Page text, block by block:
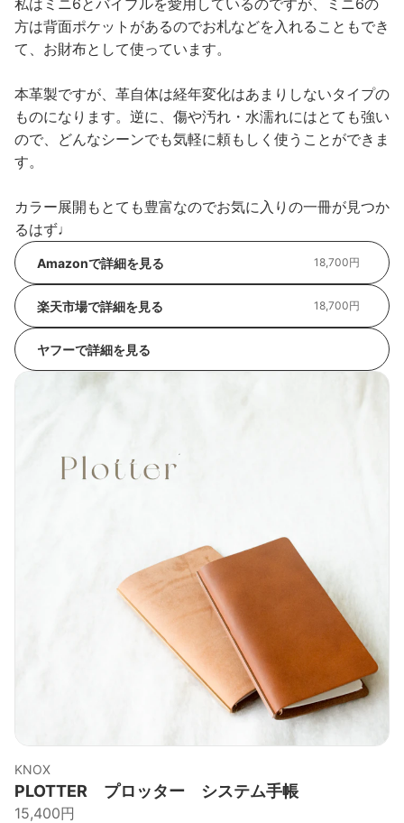
私はミニ6とバイブルを愛用しているのですが、ミニ6の
方は背面ポケットがあるのでお札などを入れることもでき
て、お財布として使っています。
本革製ですが、革自体は経年変化はあまりしないタイプの
ものになります。逆に、傷や汚れ・水濡れにはとても強い
ので、どんなシーンでも気軽に頼もしく使うことができま
す。
カラー展開もとても豊富なのでお気に入りの一冊が見つか
るはず♩
Amazonで詳細を見る 18,700円
楽天市場で詳細を見る 18,700円
ヤフーで詳細を見る
KNOX
PLOTTER プロッター システム手帳
15,400円